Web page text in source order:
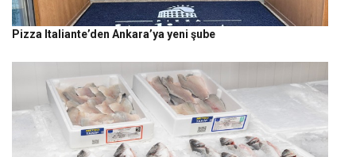
Pizza Italiante’den Ankara’ya yeni şube